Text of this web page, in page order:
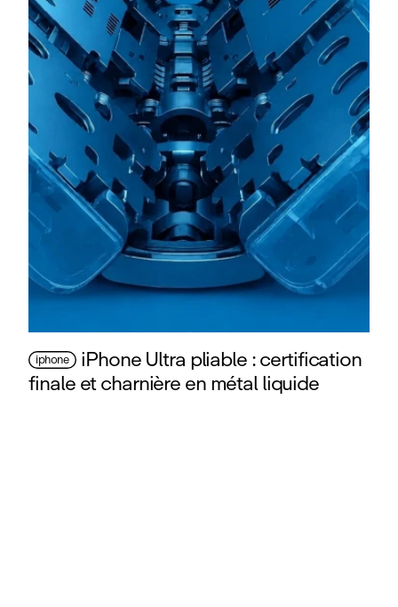
iphone iPhone Ultra pliable : certification
finale et charnière en métal liquide